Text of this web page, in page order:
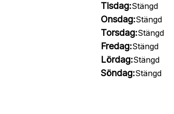
Tisdag:Stängd
Onsdag:Stängd
Torsdag:Stängd
Fredag:Stängd
Lördag:Stängd
Söndag:Stängd